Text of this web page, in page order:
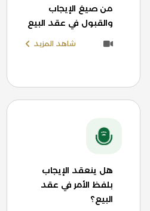
من صيغ الإيجاب
والقبول في عقد البيع
شاهد المزيد
هل ينعقد الإيجاب
بلفظ الأمر في عقد
البيع؟